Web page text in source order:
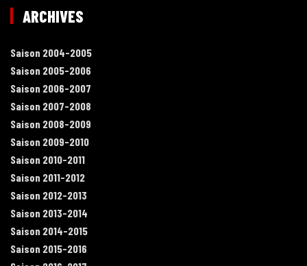
ARCHIVES
Saison 2004-2005
Saison 2005-2006
Saison 2006-2007
Saison 2007-2008
Saison 2008-2009
Saison 2009-2010
Saison 2010-2011
Saison 2011-2012
Saison 2012-2013
Saison 2013-2014
Saison 2014-2015
Saison 2015-2016